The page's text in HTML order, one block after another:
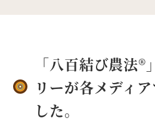
動
「八百結び農法
リーが各メディ
した。